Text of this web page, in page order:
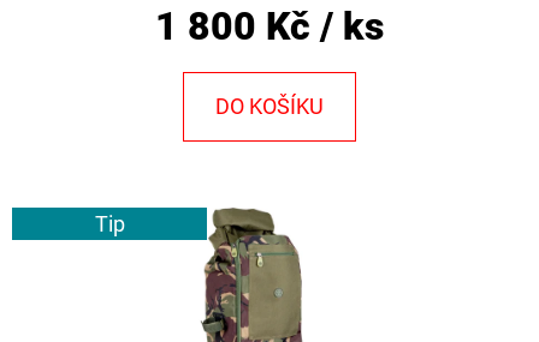
1 800 Kč / ks
DO KOŠÍKU
Tip
T